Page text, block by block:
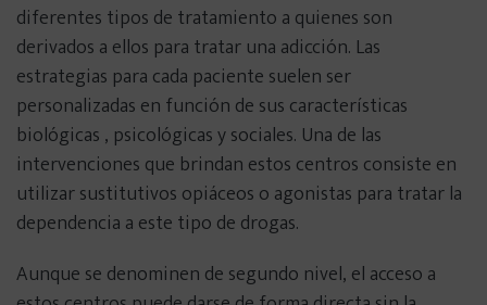
Sobre Adictalia
Quiénes somos
Cómo apoyamos a las familias
Opiniones sobre Adictalia
diferentes tipos de tratamiento a quienes son
derivados a ellos para tratar una adicción. Las
estrategias para cada paciente suelen ser
personalizadas en función de sus características
biológicas , psicológicas y sociales. Una de las
intervenciones que brindan estos centros consiste en
utilizar sustitutivos opiáceos o agonistas para tratar la
dependencia a este tipo de drogas.
Aunque se denominen de segundo nivel, el acceso a